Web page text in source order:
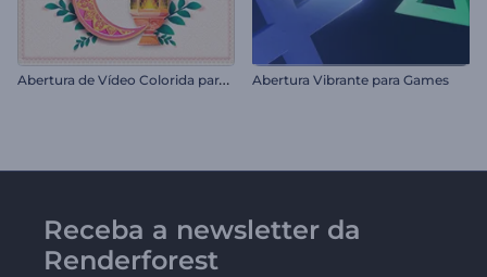
A
bertura de Vídeo Colorida para o Ramadã Abertura Vibrante para Games
Receba a newsletter da
Renderforest